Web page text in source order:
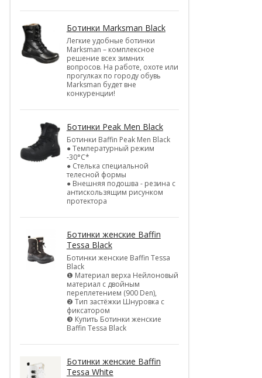
Ботинки Marksman Black
Легкие удобные ботинки
Marksman – комплексное
решение всех зимних
вопросов. На работе, охоте или
прогулках по городу обувь
Marksman будет вне
конкуренции!
Ботинки Peak Men Black
Ботинки Baffin Peak Men Black
● Температурный режим
-30°С*
● Стелька специальной
телесной формы
● Внешняя подошва - резина с
антискользящим рисунком
протектора
Ботинки женские Baffin
Tessa Black
Ботинки женские Baffin Tessa
Black
❶ Материал верха Нейлоновый
материал с двойным
переплетением (900 Den),
❷ Тип застёжки Шнуровка с
фиксатором
❸ Купить Ботинки женские
Baffin Tessa Black
Ботинки женские Baffin
Tessa White